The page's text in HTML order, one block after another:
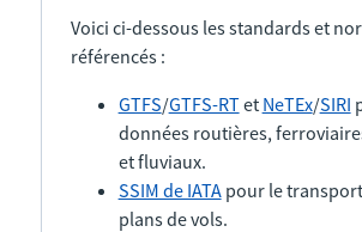
Voici ci-dessous les standards et
référencés :
GTFS/GTFS-RTet NeTEx/SIRI
données routières,
et fluviaux.
SSIM de IATApour le
plans de vols.